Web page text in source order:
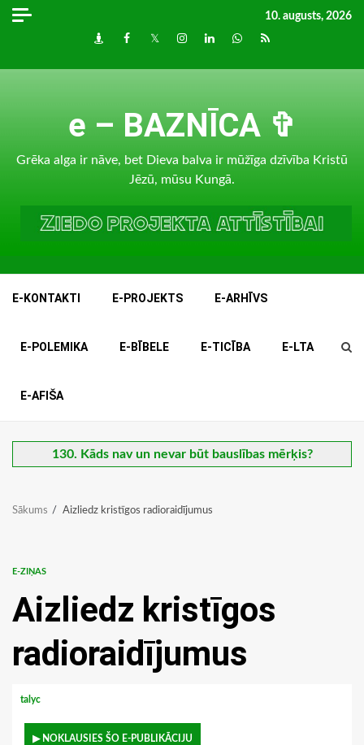
Skip
10. augusts, 2026
DraugiemFacebook
TwitterInstagram
LinkedInwhatsapp
RSS
e – BAZNĪCA ✞
Grēka alga ir nāve, bet Dieva balva ir mūžīga dzīvība Kristū
Jēzū, mūsu Kungā.
E-KONTAKTI E-PROJEKTS E-ARHĪVS
E-POLEMIKA E-BĪBELE E-TICĪBA E-LTA
E-AFIŠA
130. Kāds nav un nevar būt bauslības mērķis?
Sākums Aizliedz kristīgos radioraidījumus
E-ZIŅAS
Aizliedz kristīgos
radioraidījumus
talyc
▶ NOKLAUSIES ŠO E-PUBLIKĀCIJU